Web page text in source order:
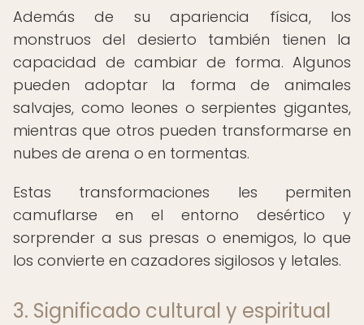
Además de su apariencia física, los
monstruos del desierto también tienen la
capacidad de cambiar de forma. Algunos
pueden adoptar la forma de animales
salvajes, como leones o serpientes gigantes,
mientras que otros pueden transformarse en
nubes de arena o en tormentas.
Estas transformaciones les permiten
camuflarse en el entorno desértico y
sorprender a sus presas o enemigos, lo que
los convierte en cazadores sigilosos y letales.
3. Significado cultural y espiritual